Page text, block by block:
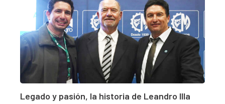
Legado y pasión, la historia de Leandro Illa